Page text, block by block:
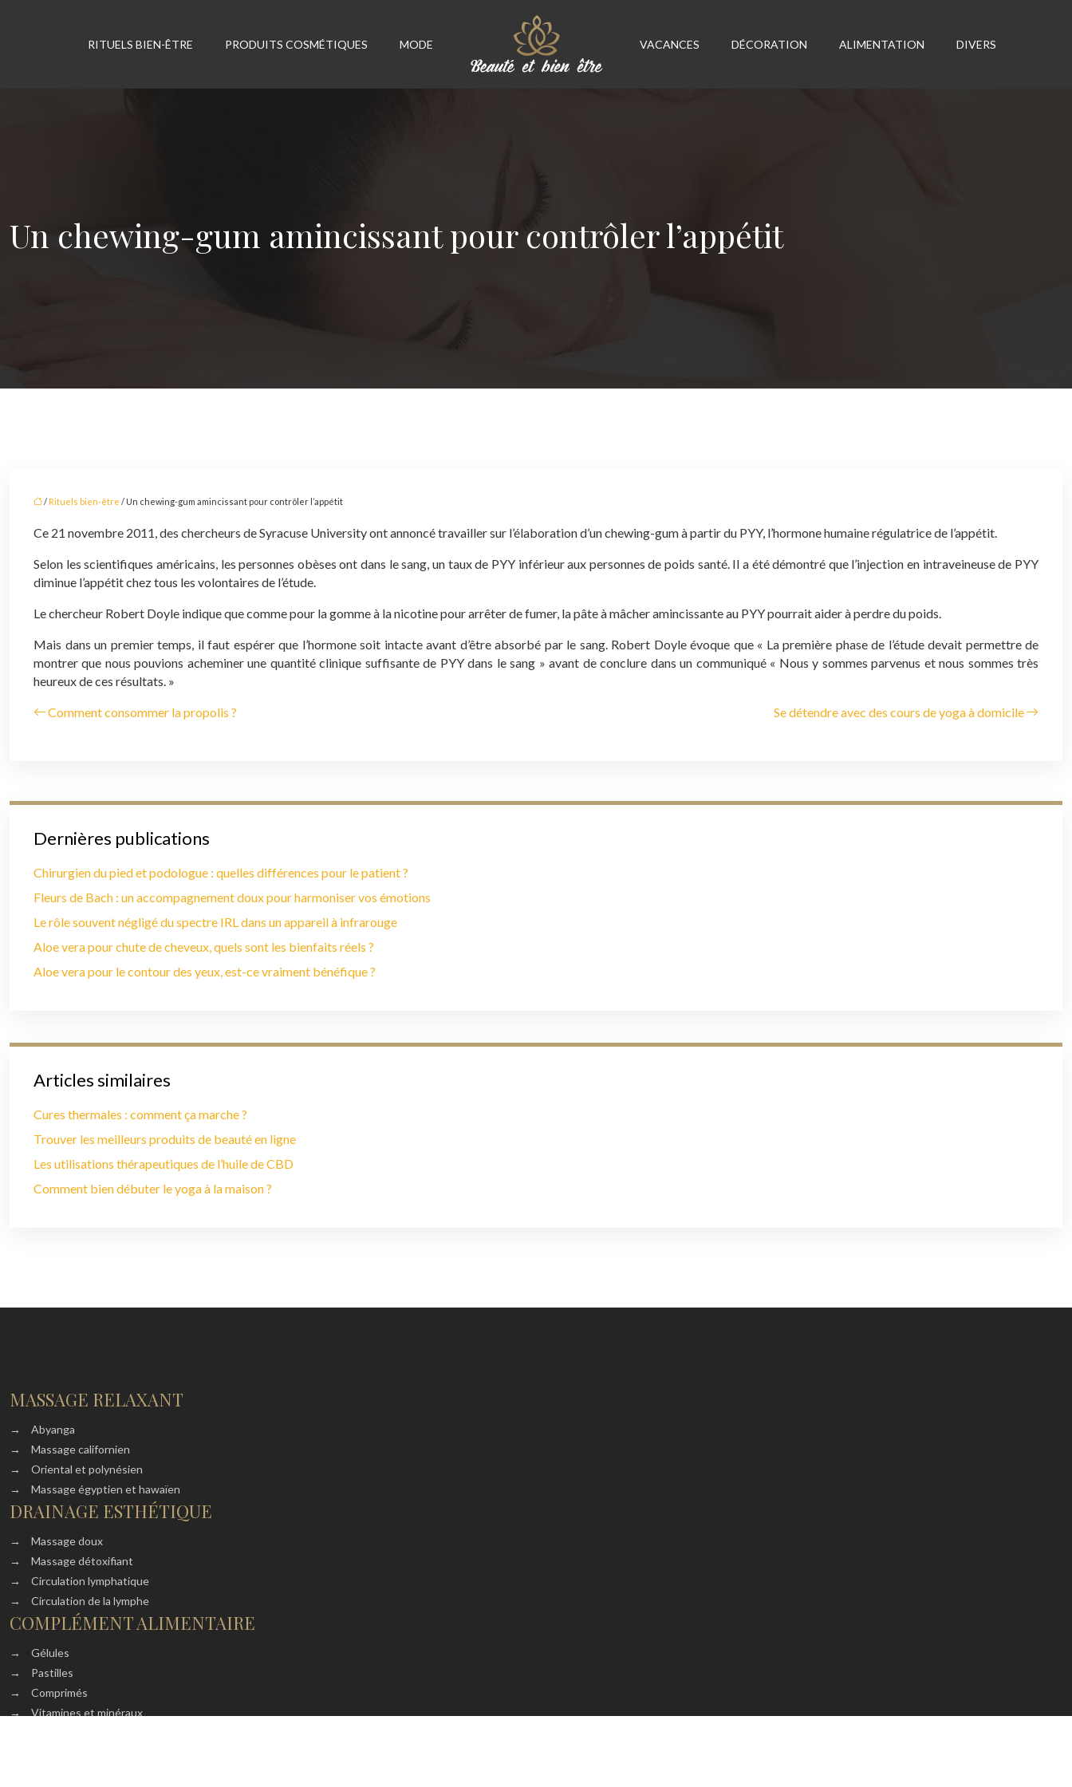
MODE
PRODUITS COSMÉTIQUES
RITUELS BIEN-ÊTRE VACANCES DÉCORATION ALIMENTATION DIVERS
Un chewing-gum amincissant pour contrôler l’appétit
/ Rituels bien-être / Un chewing-gum amincissant pour contrôler l’appétit
Ce 21 novembre 2011, des chercheurs de Syracuse University ont annoncé travailler sur l’élaboration d’un chewing-gum à partir du PYY, l’hormone humaine régulatrice de l’appétit.
Selon les scientifiques américains, les personnes obèses ont dans le sang, un taux de PYY inférieur aux personnes de poids santé. Il a été démontré que l’injection en intraveineuse de PYY
diminue l’appétit chez tous les volontaires de l’étude.
Le chercheur Robert Doyle indique que comme pour la gomme à la nicotine pour arrêter de fumer, la pâte à mâcher amincissante au PYY pourrait aider à perdre du poids.
Mais dans un premier temps, il faut espérer que l’hormone soit intacte avant d’être absorbé par le sang. Robert Doyle évoque que « La première phase de l’étude devait permettre de
montrer que nous pouvions acheminer une quantité clinique suffisante de PYY dans le sang » avant de conclure dans un communiqué « Nous y sommes parvenus et nous sommes très
heureux de ces résultats. »
Comment consommer la propolis ? Se détendre avec des cours de yoga à domicile
Dernières publications
Chirurgien du pied et podologue : quelles différences pour le patient ?
Fleurs de Bach : un accompagnement doux pour harmoniser vos émotions
Le rôle souvent négligé du spectre IRL dans un appareil à infrarouge
Aloe vera pour chute de cheveux, quels sont les bienfaits réels ?
Aloe vera pour le contour des yeux, est-ce vraiment bénéfique ?
Articles similaires
Cures thermales : comment ça marche ?
Trouver les meilleurs produits de beauté en ligne
Les utilisations thérapeutiques de l’huile de CBD
Comment bien débuter le yoga à la maison ?
MASSAGE RELAXANT
→
Abyanga
→
Massage californien
→
Oriental et polynésien
→
Massage égyptien et hawaïen
DRAINAGE ESTHÉTIQUE
→
Massage doux
→
Massage détoxifiant
→
Circulation lymphatique
→
Circulation de la lymphe
COMPLÉMENT ALIMENTAIRE
→
Gélules
→
Pastilles
→
Comprimés
→
Vitamines et minéraux